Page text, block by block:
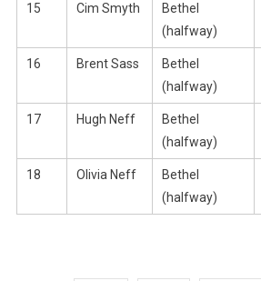
15 Cim Smyth
Bethel
(halfway)
16 Brent Sass
Bethel
(halfway)
17 Hugh Neff
Bethel
(halfway)
18 Olivia Neff
Bethel
(halfway)